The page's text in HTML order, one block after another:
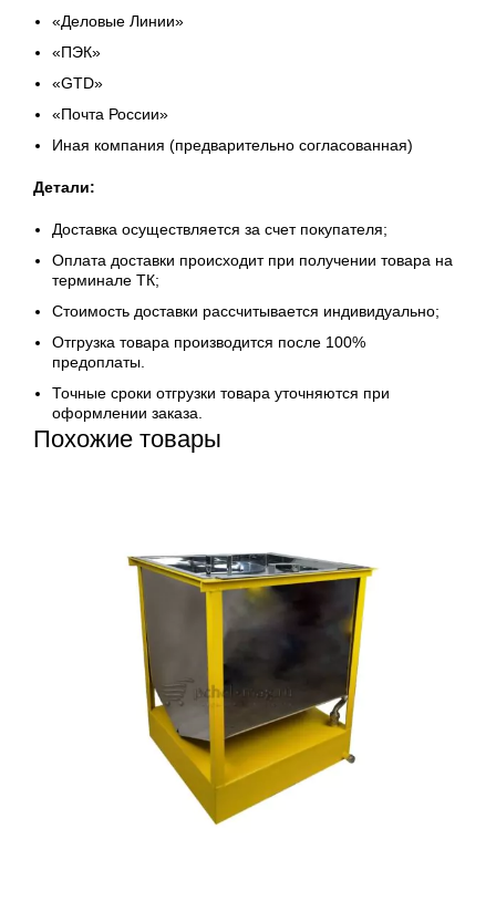
«Деловые Линии»
«ПЭК»
«GТD»
«Почта России»
Иная компания (предварительно согласованная)
Детали:
Доставка осуществляется за счет покупателя;
Оплата доставки происходит при получении товара на
терминале ТК;
Стоимость доставки рассчитывается индивидуально;
Отгрузка товара производится после 100%
предоплаты.
Точные сроки отгрузки товара уточняются при
оформлении заказа.
Похожие товары